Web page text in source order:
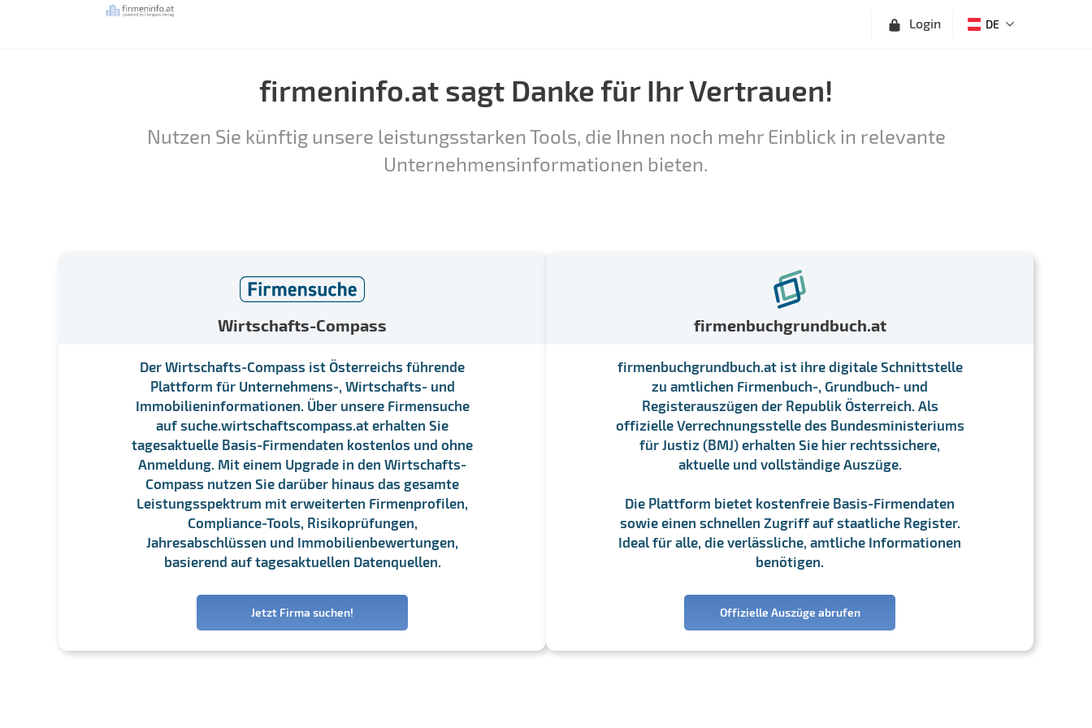
Login DE
firmeninfo.at sagt Danke für Ihr Vertrauen!
Nutzen Sie künftig unsere leistungsstarken Tools, die Ihnen noch mehr Einblick in relevante
Unternehmensinformationen bieten.
Wirtschafts-Compass
Der Wirtschafts-Compass ist Österreichs führende
Plattform für Unternehmens-, Wirtschafts- und
Immobilieninformationen. Über unsere Firmensuche
auf suche.wirtschaftscompass.at erhalten Sie
tagesaktuelle Basis-Firmendaten kostenlos und ohne
Anmeldung. Mit einem Upgrade in den Wirtschafts-
Compass nutzen Sie darüber hinaus das gesamte
Leistungsspektrum mit erweiterten Firmenprofilen,
Compliance-Tools, Risikoprüfungen,
Jahresabschlüssen und Immobilienbewertungen,
basierend auf tagesaktuellen Datenquellen.
Jetzt Firma suchen!
firmenbuchgrundbuch.at
firmenbuchgrundbuch.at ist ihre digitale Schnittstelle
zu amtlichen Firmenbuch-, Grundbuch- und
Registerauszügen der Republik Österreich. Als
offizielle Verrechnungsstelle des Bundesministeriums
für Justiz (BMJ) erhalten Sie hier rechtssichere,
aktuelle und vollständige Auszüge.
Die Plattform bietet kostenfreie Basis-Firmendaten
sowie einen schnellen Zugriff auf staatliche Register.
Ideal für alle, die verlässliche, amtliche Informationen
benötigen.
Offizielle Auszüge abrufen